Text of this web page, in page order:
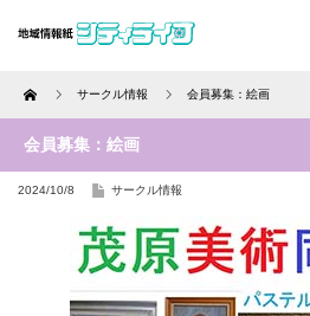
Home サークル情報 会員募集：絵画
会員募集：絵画
2024/10/8 サークル情報